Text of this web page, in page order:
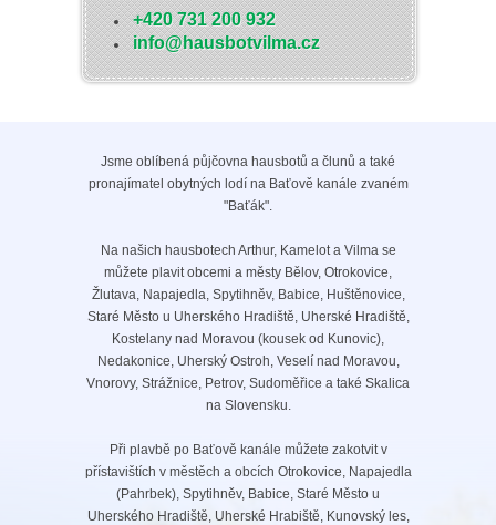
+420 731 200 932
info@hausbotvilma.cz
Jsme oblíbená půjčovna hausbotů a člunů a také
pronajímatel obytných lodí na Baťově kanále zvaném
"Baťák".
Na našich hausbotech Arthur, Kamelot a Vilma se
můžete plavit obcemi a městy Bělov, Otrokovice,
Žlutava, Napajedla, Spytihněv, Babice, Huštěnovice,
Staré Město u Uherského Hradiště, Uherské Hradiště,
Kostelany nad Moravou (kousek od Kunovic),
Nedakonice, Uherský Ostroh, Veselí nad Moravou,
Vnorovy, Strážnice, Petrov, Sudoměřice a také Skalica
na Slovensku.
Při plavbě po Baťově kanále můžete zakotvit v
přístavištích v městěch a obcích Otrokovice, Napajedla
(Pahrbek), Spytihněv, Babice, Staré Město u
Uherského Hradiště, Uherské Hrabiště, Kunovský les,